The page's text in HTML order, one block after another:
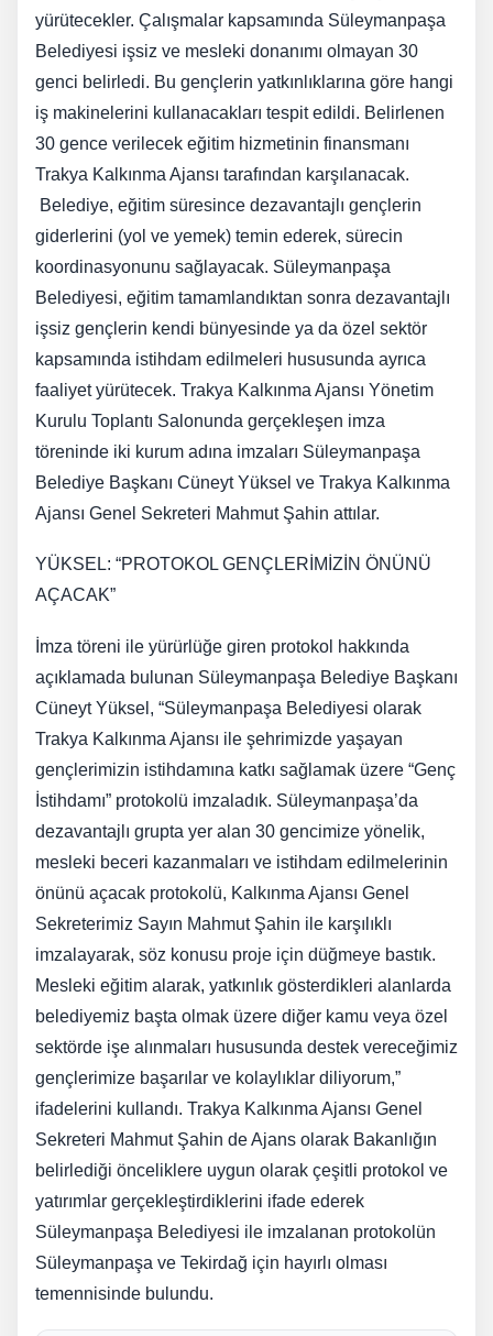
yürütecekler. Çalışmalar kapsamında Süleymanpaşa
Belediyesi işsiz ve mesleki donanımı olmayan 30
genci belirledi. Bu gençlerin yatkınlıklarına göre hangi
iş makinelerini kullanacakları tespit edildi. Belirlenen
30 gence verilecek eğitim hizmetinin finansmanı
Trakya Kalkınma Ajansı tarafından karşılanacak.
Belediye, eğitim süresince dezavantajlı gençlerin
giderlerini (yol ve yemek) temin ederek, sürecin
koordinasyonunu sağlayacak. Süleymanpaşa
Belediyesi, eğitim tamamlandıktan sonra dezavantajlı
işsiz gençlerin kendi bünyesinde ya da özel sektör
kapsamında istihdam edilmeleri hususunda ayrıca
faaliyet yürütecek. Trakya Kalkınma Ajansı Yönetim
Kurulu Toplantı Salonunda gerçekleşen imza
töreninde iki kurum adına imzaları Süleymanpaşa
Belediye Başkanı Cüneyt Yüksel ve Trakya Kalkınma
Ajansı Genel Sekreteri Mahmut Şahin attılar.
YÜKSEL: “PROTOKOL GENÇLERİMİZİN ÖNÜNÜ
AÇACAK”
İmza töreni ile yürürlüğe giren protokol hakkında
açıklamada bulunan Süleymanpaşa Belediye Başkanı
Cüneyt Yüksel, “Süleymanpaşa Belediyesi olarak
Trakya Kalkınma Ajansı ile şehrimizde yaşayan
gençlerimizin istihdamına katkı sağlamak üzere “Genç
İstihdamı” protokolü imzaladık. Süleymanpaşa’da
dezavantajlı grupta yer alan 30 gencimize yönelik,
mesleki beceri kazanmaları ve istihdam edilmelerinin
önünü açacak protokolü, Kalkınma Ajansı Genel
Sekreterimiz Sayın Mahmut Şahin ile karşılıklı
imzalayarak, söz konusu proje için düğmeye bastık.
Mesleki eğitim alarak, yatkınlık gösterdikleri alanlarda
belediyemiz başta olmak üzere diğer kamu veya özel
sektörde işe alınmaları hususunda destek vereceğimiz
gençlerimize başarılar ve kolaylıklar diliyorum,”
ifadelerini kullandı. Trakya Kalkınma Ajansı Genel
Sekreteri Mahmut Şahin de Ajans olarak Bakanlığın
belirlediği önceliklere uygun olarak çeşitli protokol ve
yatırımlar gerçekleştirdiklerini ifade ederek
Süleymanpaşa Belediyesi ile imzalanan protokolün
Süleymanpaşa ve Tekirdağ için hayırlı olması
temennisinde bulundu.